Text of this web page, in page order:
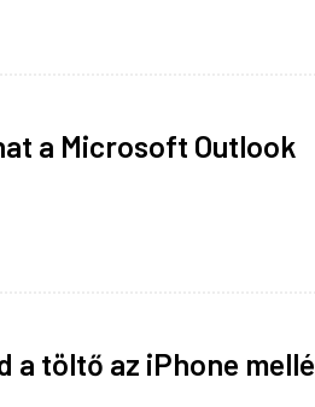
a Microsoft Outlook
a töltő az iPhone mellé